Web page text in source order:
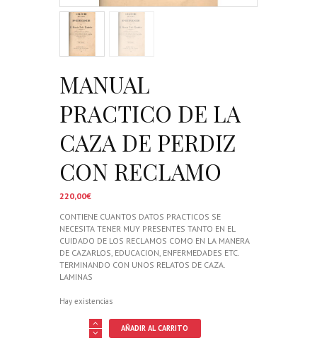
MANUAL
PRACTICO DE LA
CAZA DE PERDIZ
CON RECLAMO
220,00€
CONTIENE CUANTOS DATOS PRACTICOS SE
NECESITA TENER MUY PRESENTES TANTO EN EL
CUIDADO DE LOS RECLAMOS COMO EN LA MANERA
DE CAZARLOS, EDUCACION, ENFERMEDADES ETC.
TERMINANDO CON UNOS RELATOS DE CAZA.
LAMINAS
Hay existencias
PRACTICO
AÑADIR AL CARRITO